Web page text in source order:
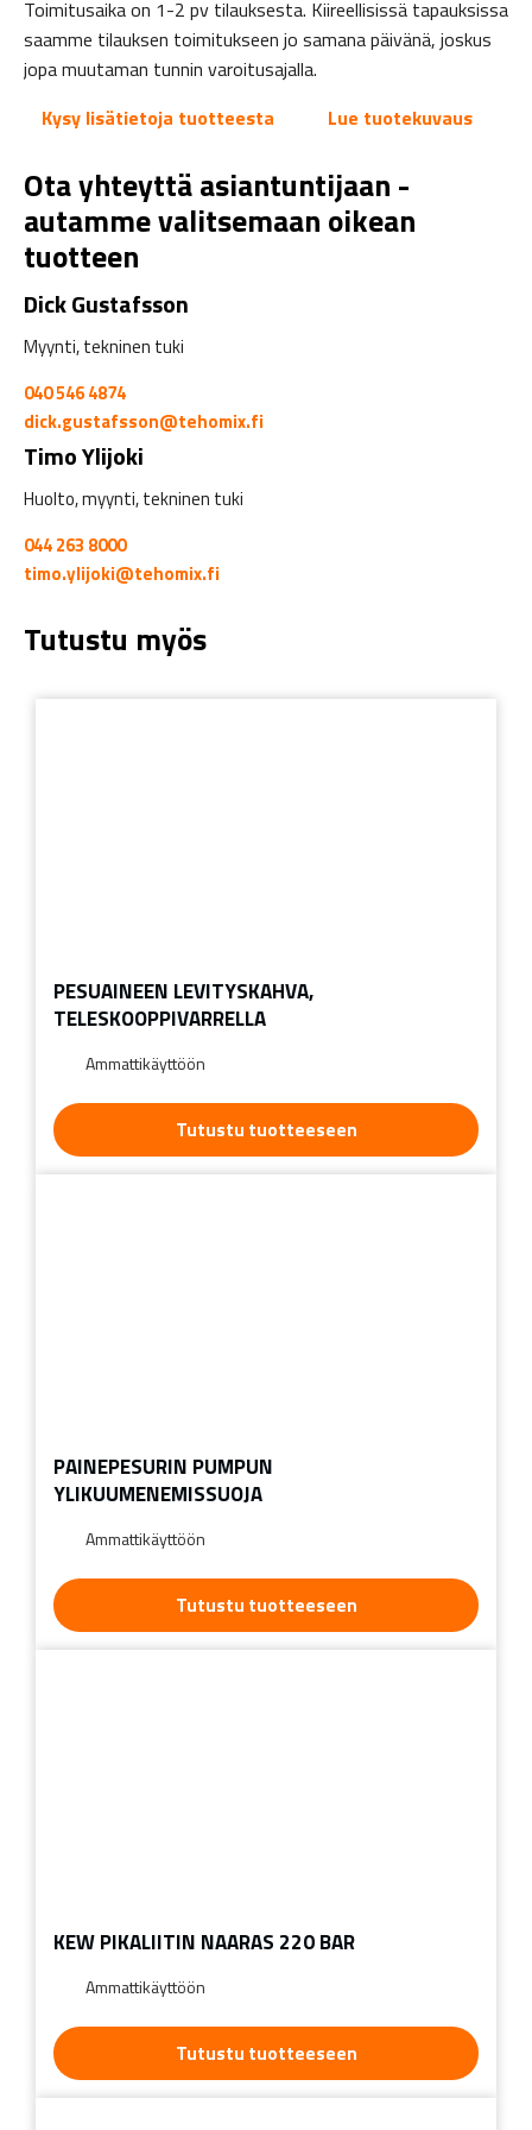
Toimitusaika on 1-2 pv tilauksesta. Kiireellisissä tapauksissa
saamme tilauksen toimitukseen jo samana päivänä, joskus
jopa muutaman tunnin varoitusajalla.
Kysy lisätietoja tuotteesta
Lue tuotekuvaus
Ota yhteyttä asiantuntijaan -
autamme valitsemaan oikean
tuotteen
Dick Gustafsson
Myynti, tekninen tuki
040 546 4874
dick.gustafsson@tehomix.fi
Timo Ylijoki
Huolto, myynti, tekninen tuki
044 263 8000
timo.ylijoki@tehomix.fi
Tutustu myös
PESUAINEEN LEVITYSKAHVA,
TELESKOOPPIVARRELLA
Ammattikäyttöön
Tutustu tuotteeseen
PAINEPESURIN PUMPUN
YLIKUUMENEMISSUOJA
Ammattikäyttöön
Tutustu tuotteeseen
KEW PIKALIITIN NAARAS 220 BAR
Ammattikäyttöön
Tutustu tuotteeseen